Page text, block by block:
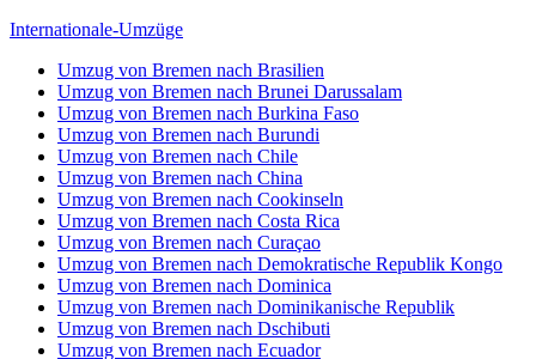
Internationale-Umzüge
Umzug von Bremen nach Brasilien
Umzug von Bremen nach Brunei Darussalam
Umzug von Bremen nach Burkina Faso
Umzug von Bremen nach Burundi
Umzug von Bremen nach Chile
Umzug von Bremen nach China
Umzug von Bremen nach Cookinseln
Umzug von Bremen nach Costa Rica
Umzug von Bremen nach Curaçao
Umzug von Bremen nach Demokratische Republik Kongo
Umzug von Bremen nach Dominica
Umzug von Bremen nach Dominikanische Republik
Umzug von Bremen nach Dschibuti
Umzug von Bremen nach Ecuador